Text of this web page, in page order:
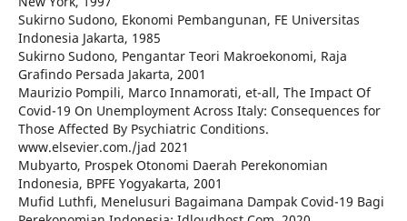
Sukirno Sudono, Ekonomi Pembangunan, FE Universitas
Indonesia Jakarta, 1985
Sukirno Sudono, Pengantar Teori Makroekonomi, Raja
Grafindo Persada Jakarta, 2001
Maurizio Pompili, Marco Innamorati, et-all, The Impact Of
Covid-19 On Unemployment Across Italy: Consequences for
Those Affected By Psychiatric Conditions.
www.elsevier.com./jad 2021
Mubyarto, Prospek Otonomi Daerah Perekonomian
Indonesia, BPFE Yogyakarta, 2001
Mufid Luthfi, Menelusuri Bagaimana Dampak Covid-19 Bagi